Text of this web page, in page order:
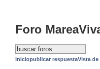
Foro
Iniciopublicar respuestaVista de